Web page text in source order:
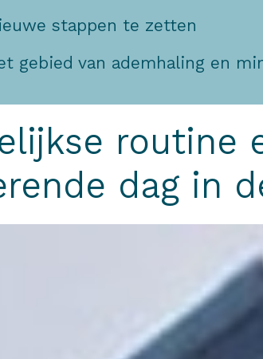
stappen te zetten
gebied van ademhaling en
routine
dag in